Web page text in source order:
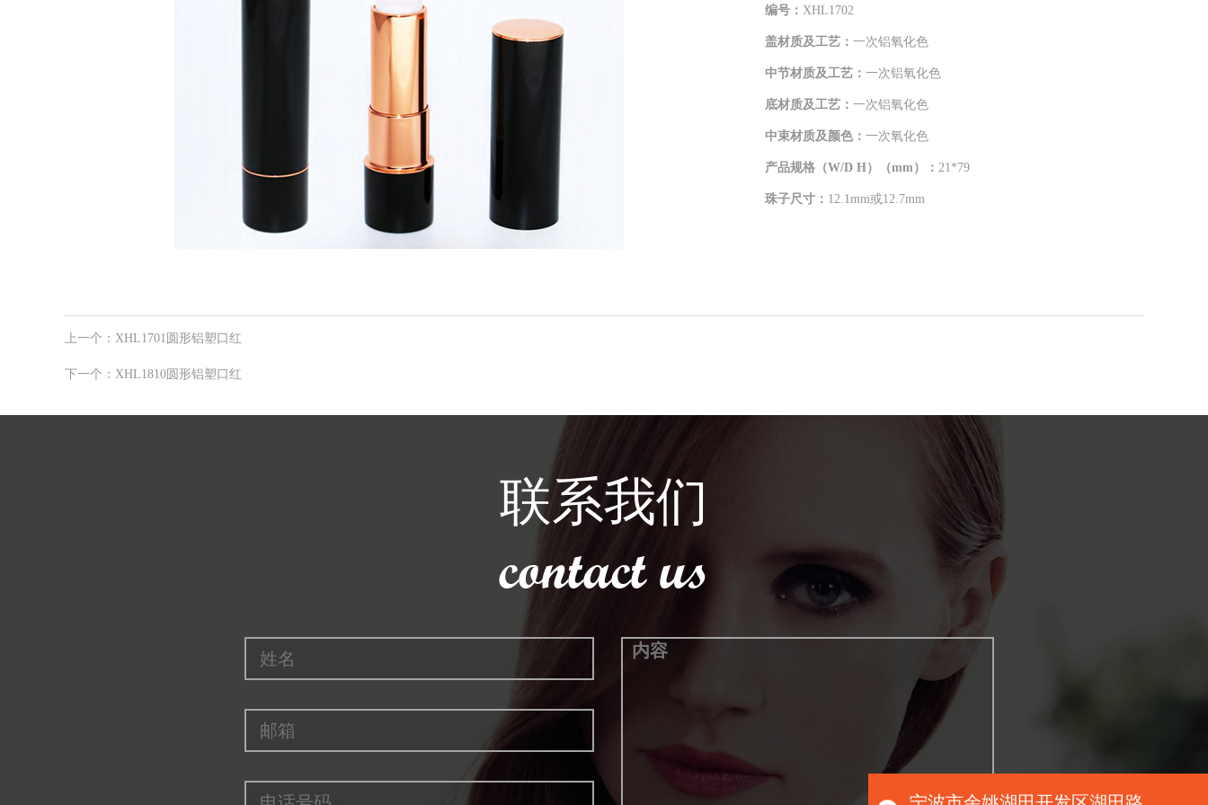
编号： XHL1702
盖材质及工艺： 一次铝氧化色
中节材质及工艺： 一次铝氧化色
底材质及工艺： 一次铝氧化色
中束材质及颜色： 一次氧化色
产品规格（W/D H）（mm）： 21*79
珠子尺寸： 12.1mm或12.7mm
上一个： XHL1701圆形铝塑口红
下一个： XHL1810圆形铝塑口红
联系我们
contact us